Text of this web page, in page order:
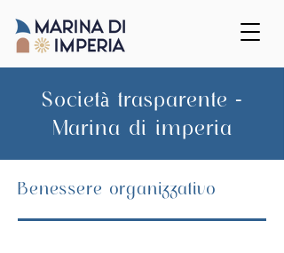
Società trasparente -
Marina di imperia
Benessere organizzativo